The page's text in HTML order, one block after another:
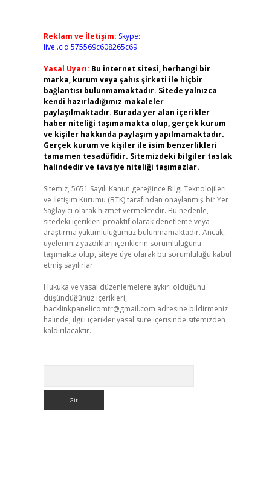
Reklam ve İletişim: Skype:
live:.cid.575569c608265c69
Yasal Uyarı: Bu internet sitesi, herhangi bir
marka, kurum veya şahıs şirketi ile hiçbir
bağlantısı bulunmamaktadır. Sitede yalnızca
kendi hazırladığımız makaleler
paylaşılmaktadır. Burada yer alan içerikler
haber niteliği taşımamakta olup, gerçek kurum
ve kişiler hakkında paylaşım yapılmamaktadır.
Gerçek kurum ve kişiler ile isim benzerlikleri
tamamen tesadüfidir. Sitemizdeki bilgiler taslak
halindedir ve tavsiye niteliği taşımazlar.
Sitemiz, 5651 Sayılı Kanun gereğince Bilgi Teknolojileri
ve İletişim Kurumu (BTK) tarafından onaylanmış bir Yer
Sağlayıcı olarak hizmet vermektedir. Bu nedenle,
sitedeki içerikleri proaktif olarak denetleme veya
araştırma yükümlülüğümüz bulunmamaktadır. Ancak,
üyelerimiz yazdıkları içeriklerin sorumluluğunu
taşımakta olup, siteye üye olarak bu sorumluluğu kabul
etmiş sayılırlar.
Hukuka ve yasal düzenlemelere aykırı olduğunu
düşündüğünüz içerikleri,
backlinkpanelicomtr@gmail.com adresine bildirmeniz
halinde, ilgili içerikler yasal süre içerisinde sitemizden
kaldırılacaktır.